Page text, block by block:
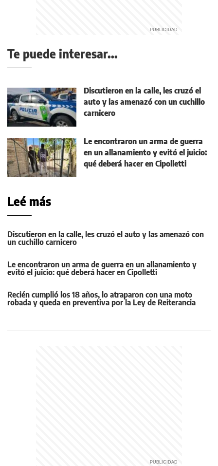
Te puede interesar...
Discutieron en la calle, les cruzó el
auto y las amenazó con un cuchillo
carnicero
Le encontraron un arma de guerra
en un allanamiento y evitó el juicio:
qué deberá hacer en Cipolletti
Leé más
Discutieron en la calle, les cruzó el auto y las amenazó con
un cuchillo carnicero
Le encontraron un arma de guerra en un allanamiento y
evitó el juicio: qué deberá hacer en Cipolletti
Recién cumplió los 18 años, lo atraparon con una moto
robada y queda en preventiva por la Ley de Reiterancia